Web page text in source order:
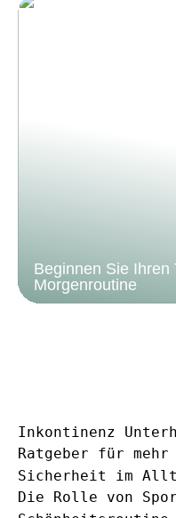
Beginnen Sie Ihren
Morgenroutine
Inkontinenz
Ratgeber für
Sicherheit im
Die Rolle von